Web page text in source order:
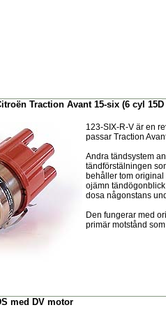
Traction Avant 15-six (6 cyl
123-SIX-R-V är en
passar Traction
Andra tändsystem
tändförstälningen
behåller tom original
ojämn
dosa någonstans
Den fungerar med
primär motstånd
med DV motor